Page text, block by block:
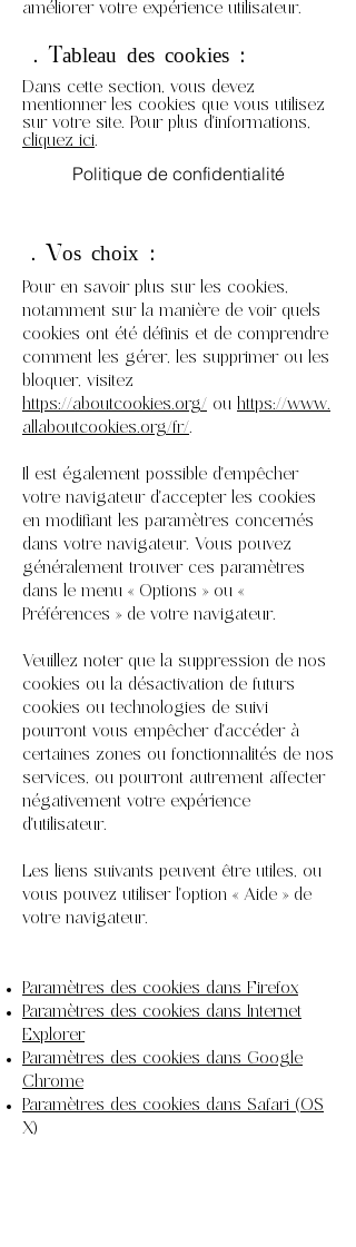
améliorer votre expérience utilisateur.
3. Tableau des cookies :
Dans cette section, vous devez
mentionner les cookies que vous utilisez
sur votre site. Pour plus d'informations,
cliquez ici.
Politique de confidentialité
4. Vos choix :
Pour en savoir plus sur les cookies,
notamment sur la manière de voir quels
cookies ont été définis et de comprendre
comment les gérer, les supprimer ou les
bloquer, visitez
https://aboutcookies.org/ ou https://www.
allaboutcookies.org/fr/.
Il est également possible d'empêcher
votre navigateur d'accepter les cookies
en modifiant les paramètres concernés
dans votre navigateur. Vous pouvez
généralement trouver ces paramètres
dans le menu « Options » ou «
Préférences » de votre navigateur.
Veuillez noter que la suppression de nos
cookies ou la désactivation de futurs
cookies ou technologies de suivi
pourront vous empêcher d'accéder à
certaines zones ou fonctionnalités de nos
services, ou pourront autrement affecter
négativement votre expérience
d'utilisateur.
Les liens suivants peuvent être utiles, ou
vous pouvez utiliser l'option « Aide » de
votre navigateur.
Paramètres des cookies dans Firefox
Paramètres des cookies dans Internet
Explorer
Paramètres des cookies dans Google
Chrome
Paramètres des cookies dans Safari (OS
X)